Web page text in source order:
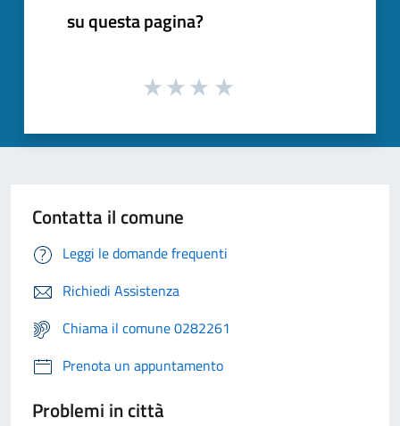
su questa pagina?
Contatta il comune
Leggi le domande frequenti
Richiedi Assistenza
Chiama il comune 0282261
Prenota un appuntamento
Problemi in città